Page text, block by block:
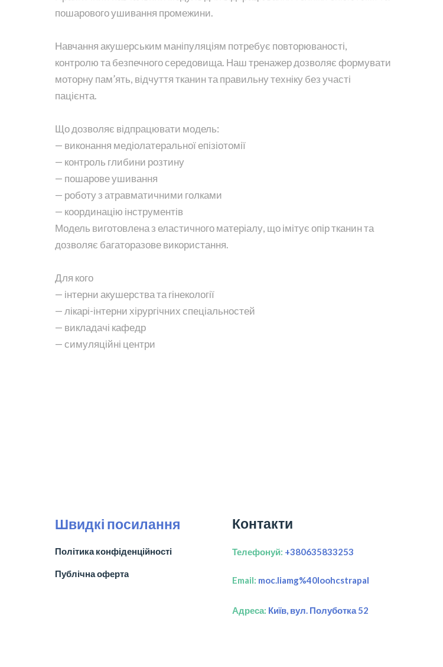
пошарового ушивання промежини.
Навчання акушерським маніпуляціям потребує повторюваності,
контролю та безпечного середовища. Наш тренажер дозволяє формувати
моторну пам’ять, відчуття тканин та правильну техніку без участі
пацієнта.
Що дозволяє відпрацювати модель:
— виконання медіолатеральної епізіотомії
— контроль глибини розтину
— пошарове ушивання
— роботу з атравматичними голками
— координацію інструментів
Модель виготовлена з еластичного матеріалу, що імітує опір тканин та
дозволяє багаторазове використання.
Для кого
— інтерни акушерства та гінекології
— лікарі-інтерни хірургічних спеціальностей
— викладачі кафедр
— симуляційні центри
Швидкі посилання
Політика конфіденційності
Публічна оферта
Контакти
Телефонуй: +380635833253
Email: moc.liamg%40loohcstrapal
Адреса: Київ, вул. Полуботка 52